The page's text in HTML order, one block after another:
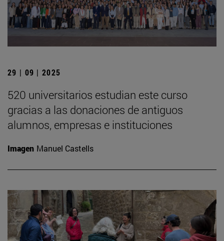
29 | 09 | 2025
520 universitarios estudian este curso
gracias a las donaciones de antiguos
alumnos, empresas e instituciones
Imagen Manuel Castells